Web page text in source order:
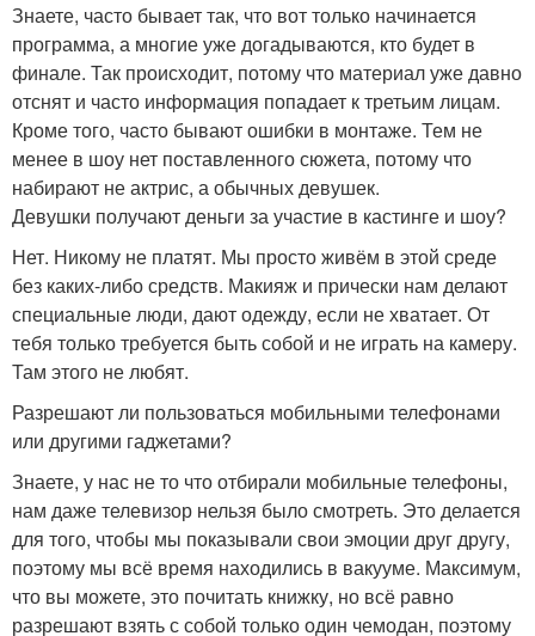
Знаете, часто бывает так, что вот только начинается
программа, а многие уже догадываются, кто будет в
финале. Так происходит, потому что материал уже давно
отснят и часто информация попадает к третьим лицам.
Кроме того, часто бывают ошибки в монтаже. Тем не
менее в шоу нет поставленного сюжета, потому что
набирают не актрис, а обычных девушек.
Девушки получают деньги за участие в кастинге и шоу?
Нет. Никому не платят. Мы просто живём в этой среде
без каких-либо средств. Макияж и прически нам делают
специальные люди, дают одежду, если не хватает. От
тебя только требуется быть собой и не играть на камеру.
Там этого не любят.
Разрешают ли пользоваться мобильными телефонами
или другими гаджетами?
Знаете, у нас не то что отбирали мобильные телефоны,
нам даже телевизор нельзя было смотреть. Это делается
для того, чтобы мы показывали свои эмоции друг другу,
поэтому мы всё время находились в вакууме. Максимум,
что вы можете, это почитать книжку, но всё равно
разрешают взять с собой только один чемодан, поэтому